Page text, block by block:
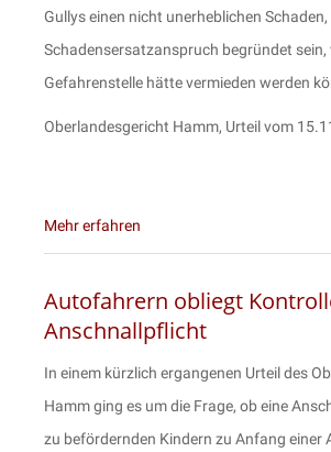
Gullys einen nicht unerheblichen Schaden,
Schadensersatzanspruch begründet sein,
Gefahrenstelle hätte vermieden werden
Oberlandesgericht Hamm, Urteil vom
Mehr erfahren
Autofahrern obliegt
Anschnallpflicht
In einem kürzlich ergangenen Urteil des
Hamm ging es um die Frage, ob eine
zu befördernden Kindern zu Anfang einer